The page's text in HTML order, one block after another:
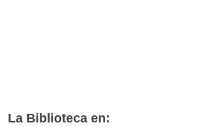
La Biblioteca en: